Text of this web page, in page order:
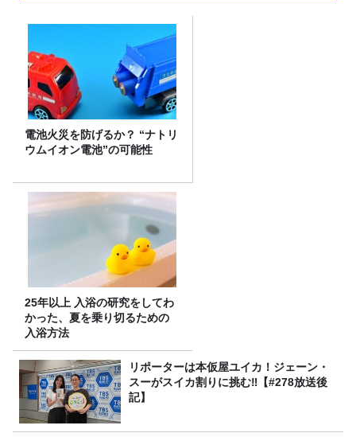
電池火災を防げるか？ “ナトリ
ウムイオン電池”の可能性
25年以上 入浴の研究をしてわ
かった、夏を乗り切るための
入浴方法
リポーターは本仮屋ユイカ！ジェーン・
スーがスイカ割りに挑む‼【#278放送後
記】